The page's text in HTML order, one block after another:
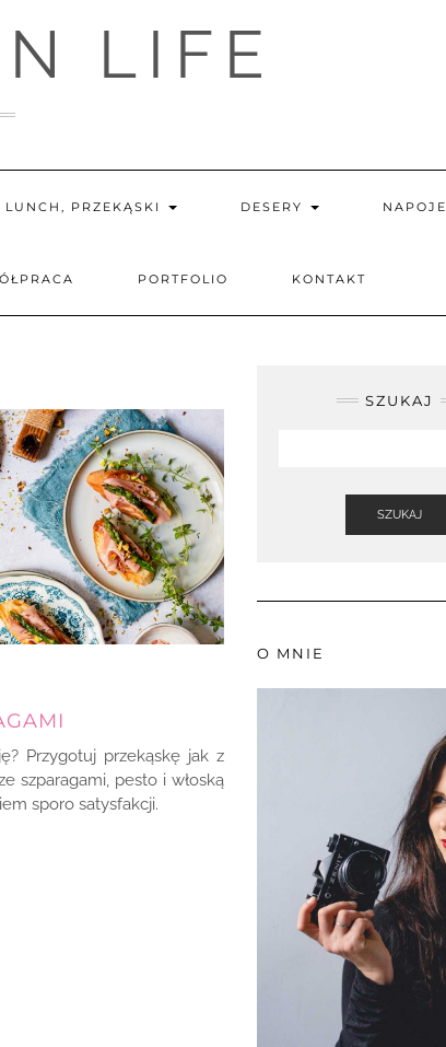
LIFE
LUNCH, PRZEKĄSKI DESERY NAPOJE
PORTFOLIO KONTAKT
Przygotuj przekąskę jak z
szparagami, pesto i włoską
sporo satysfakcji.
SZUKAJ
SZUKAJ
O MNIE